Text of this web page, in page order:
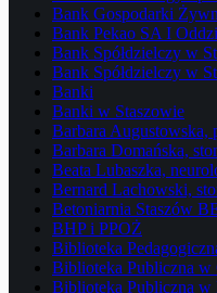
Bank Gospodarki
Bank Pekao SA I
Bank Spółdzielczy w
Bank Spółdzielczy w
Banki
Banki w Staszowie
Barbara Augustowska,
Barbara Domańska,
Beata Lubaszka,
Bernard Lachowski,
Betoniarnia Staszów
BHP i PPOŻ
Biblioteka
Biblioteka Publiczna w
Biblioteka Publiczna w